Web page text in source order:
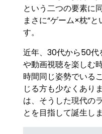
という二つの要素に
まさに“ゲーム×枕”
す。
近年、30代から50代
や動画視聴を楽しむ
時間同じ姿勢でいる
じる方も少なくあり
は、そうした現代の
とを目指して誕生しま